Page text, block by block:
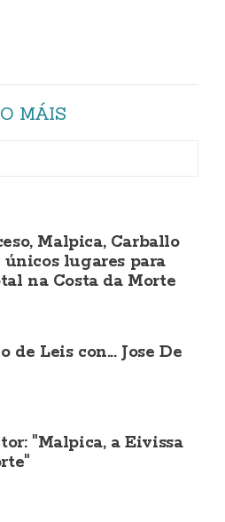
O MÁIS
Malpica, Carballo
únicos lugares para
na Costa da Morte
Leis con... Jose De
"Malpica, a Eivissa